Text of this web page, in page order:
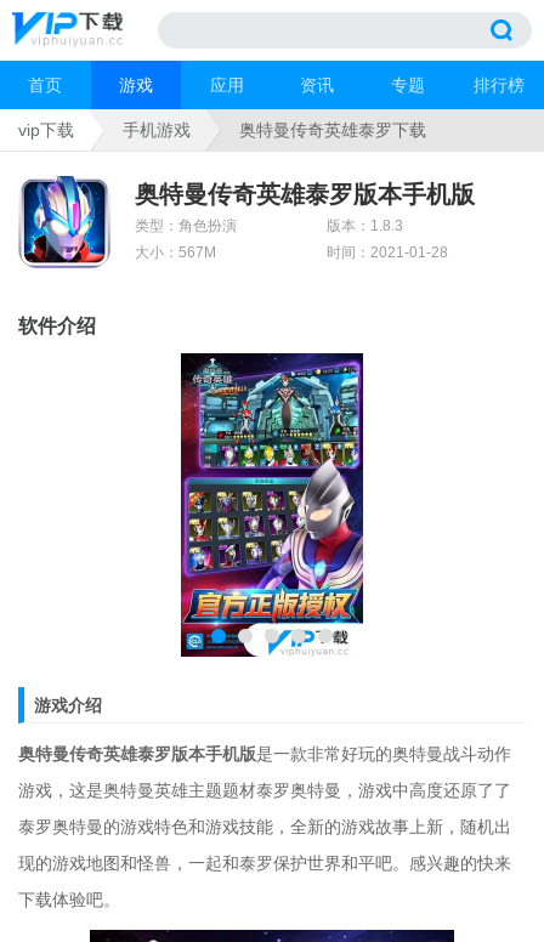
首页 游戏 应用 资讯 专题 排行榜
vip下载 手机游戏 奥特曼传奇英雄泰罗下载
奥特曼传奇英雄泰罗版本手机版
类型：角色扮演
版本：1.8.3
大小：567M
时间：2021-01-28
软件介绍
游戏介绍
奥特曼传奇英雄泰罗版本手机版是一款非常好玩的奥特曼战斗动作
游戏，这是奥特曼英雄主题题材泰罗奥特曼，游戏中高度还原了了
泰罗奥特曼的游戏特色和游戏技能，全新的游戏故事上新，随机出
现的游戏地图和怪兽，一起和泰罗保护世界和平吧。感兴趣的快来
下载体验吧。